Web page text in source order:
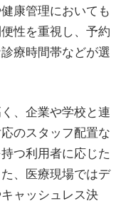
康管理においても
性を重視し、予約
療時間帯などが選
、企業や学校と連
のスタッフ配置な
つ利用者に応じた
、医療現場ではデ
ャッシュレス決